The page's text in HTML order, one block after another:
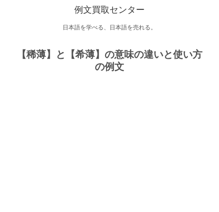
例文買取センター
日本語を学べる、日本語を売れる。
【稀薄】と【希薄】の意味の違いと使い方
の例文